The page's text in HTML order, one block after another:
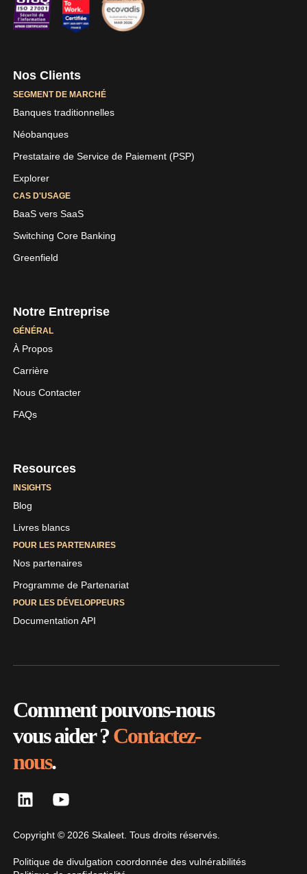
Nos Clients
SEGMENT DE MARCHÉ
Banques traditionnelles
Néobanques
Prestataire de Service de Paiement (PSP)
Explorer
CAS D'USAGE
BaaS vers SaaS
Switching Core Banking
Greenfield
Notre Entreprise
GÉNÉRAL
À Propos
Carrière
Nous Contacter
FAQs
Resources
INSIGHTS
Blog
Livres blancs
POUR LES PARTENAIRES
Nos partenaires
Programme de Partenariat
POUR LES DÉVELOPPEURS
Documentation API
Comment pouvons-nous
vous aider ?Contactez-
nous.
LinkedInYoutube
Copyright © 2026 Skaleet. Tous droits réservés.
Politique de divulgation coordonnée des vulnérabilités